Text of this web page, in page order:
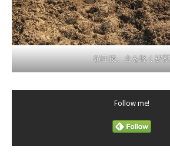
鎮圧後、土を軽く被覆
Follow me!